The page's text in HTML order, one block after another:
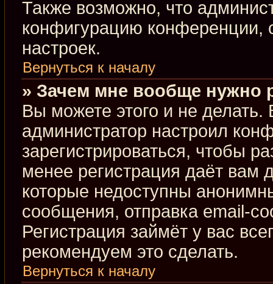
Также возможно, что
конфигурацию конференции,
настроек.
Вернуться к началу
» Зачем мне вообще нужно
Вы можете этого и не делать.
администратор настроил
зарегистрироваться, чтобы
менее регистрация даёт вам
которые недоступны
сообщения, отправка email-
Регистрация займёт у вас
рекомендуем это сделать.
Вернуться к началу